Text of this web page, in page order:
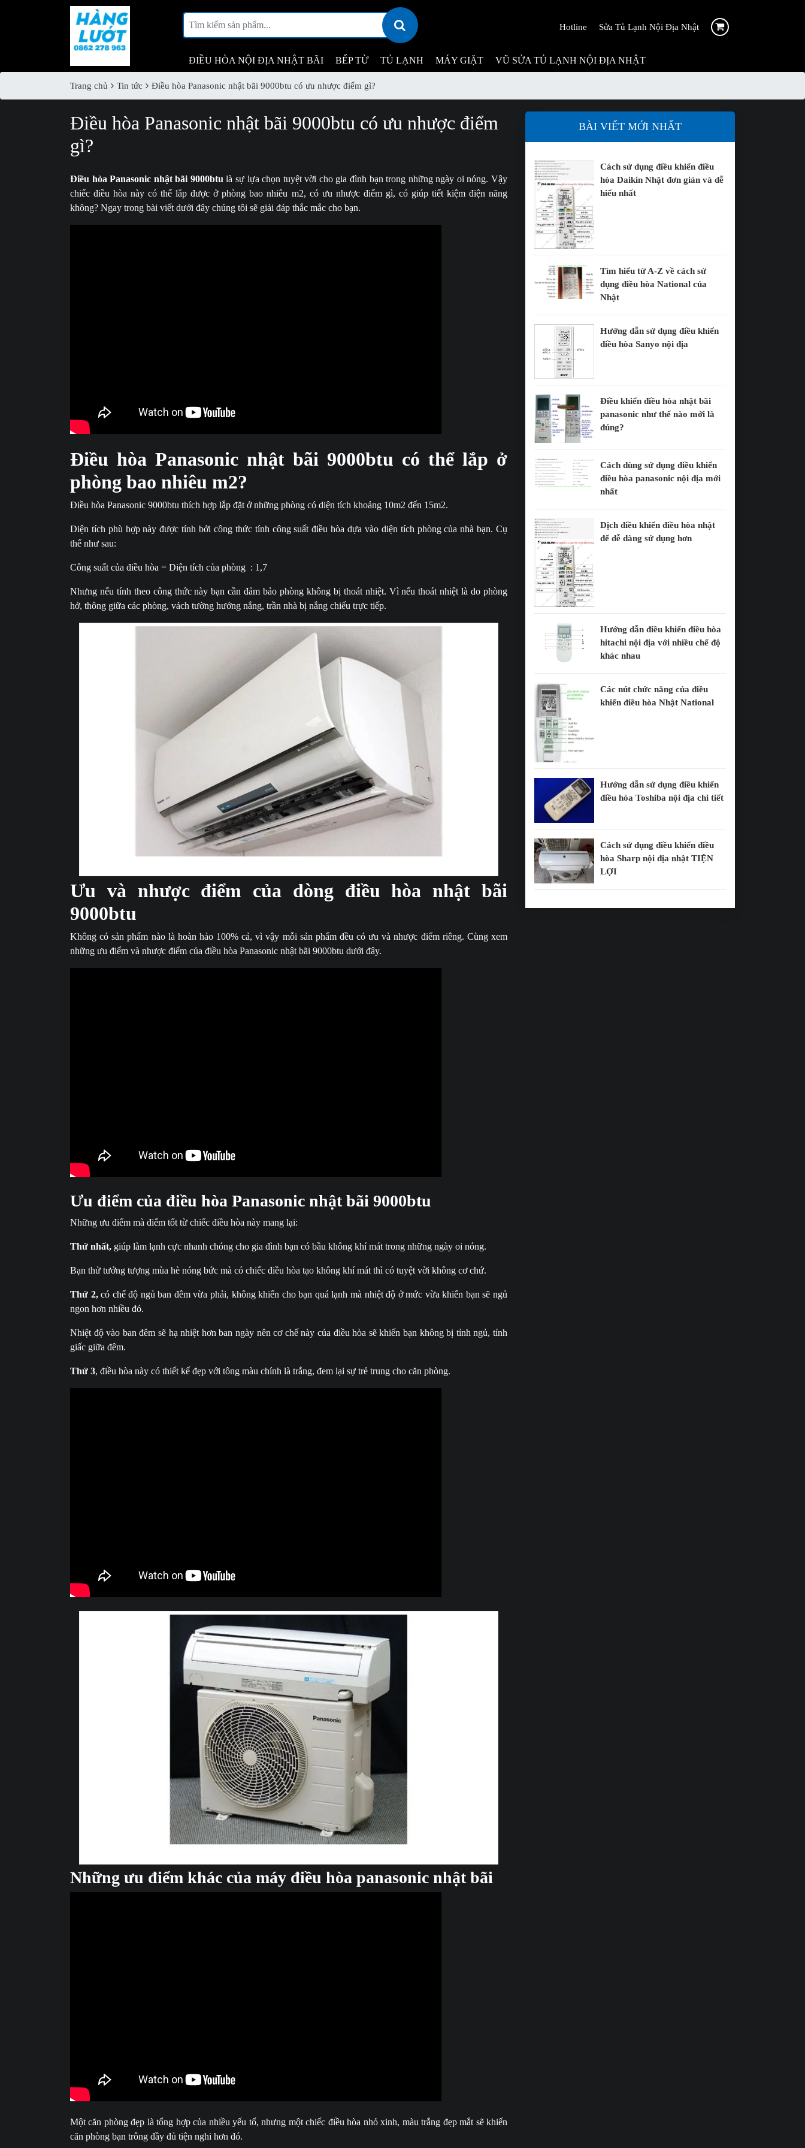
Hotline Sửa Tủ Lạnh Nội Địa Nhật
ĐIỀU HÒA NỘI ĐỊA NHẬT BÃI BẾP TỪ TỦ LẠNH MÁY GIẶT VŨ SỬA TỦ LẠNH NỘI ĐỊA NHẬT
Trang chủ Tin tức Điều hòa Panasonic nhật bãi 9000btu có ưu nhược điểm gì?
Điều hòa Panasonic nhật bãi 9000btu có ưu nhược điểm
gì?
Điều hòa Panasonic nhật bãi 9000btu là sự lựa chọn tuyệt vời cho gia đình bạn trong những ngày oi nóng. Vậy
chiếc điều hòa này có thể lắp được ở phòng bao nhiêu m2, có ưu nhược điểm gì, có giúp tiết kiệm điện năng
không? Ngay trong bài viết dưới đây chúng tôi sẽ giải đáp thắc mắc cho bạn.
Điều hòa Panasonic nhật bãi 9000btu có thể lắp ở
phòng bao nhiêu m2?
Điều hòa Panasonic 9000btu thích hợp lắp đặt ở những phòng có diện tích khoảng 10m2 đến 15m2.
Diện tích phù hợp này được tính bởi công thức tính công suất điều hòa dựa vào diện tích phòng của nhà bạn. Cụ
thể như sau:
Công suất của điều hòa = Diện tích của phòng : 1,7
Nhưng nếu tính theo công thức này bạn cần đảm bảo phòng không bị thoát nhiệt. Vì nếu thoát nhiệt là do phòng
hở, thông giữa các phòng, vách tường hướng nắng, trần nhà bị nắng chiếu trực tiếp.
Ưu và nhược điểm của dòng điều hòa nhật bãi
9000btu
Không có sản phẩm nào là hoàn hảo 100% cả, vì vậy mỗi sản phẩm đều có ưu và nhược điểm riêng. Cùng xem
những ưu điểm và nhược điểm của điều hòa Panasonic nhật bãi 9000btu dưới đây.
Ưu điểm của điều hòa Panasonic nhật bãi 9000btu
Những ưu điểm mà điểm tốt từ chiếc điều hòa này mang lại:
Thứ nhất, giúp làm lạnh cực nhanh chóng cho gia đình bạn có bầu không khí mát trong những ngày oi nóng.
Bạn thử tưởng tượng mùa hè nóng bức mà có chiếc điều hòa tạo không khí mát thì có tuyệt vời không cơ chứ.
Thứ 2,có chế độ ngủ ban đêm vừa phải, không khiến cho bạn quá lạnh mà nhiệt độ ở mức vừa khiến bạn sẽ ngủ
ngon hơn nhiều đó.
Nhiệt độ vào ban đêm sẽ hạ nhiệt hơn ban ngày nên cơ chế này của điều hòa sẽ khiến bạn không bị tỉnh ngủ, tỉnh
giấc giữa đêm.
Thứ 3, điều hòa này có thiết kế đẹp với tông màu chính là trắng, đem lại sự trẻ trung cho căn phòng.
Những ưu điểm khác của máy điều hòa panasonic nhật bãi
Một căn phòng đẹp là tổng hợp của nhiều yếu tố, nhưng một chiếc điều hòa nhỏ xinh, màu trắng đẹp mắt sẽ khiến
căn phòng bạn trông đầy đủ tiện nghi hơn đó.
BÀI VIẾT MỚI NHẤT
Cách sử dụng điều khiển điều
hòa Daikin Nhật đơn giản và dễ
hiểu nhất
Tìm hiểu từ A-Z về cách sử
dụng điều hòa National của
Nhật
Hướng dẫn sử dụng điều khiển
điều hòa Sanyo nội địa
Điều khiển điều hòa nhật bãi
panasonic như thế nào mới là
đúng?
Cách dùng sử dụng điều khiển
điều hòa panasonic nội địa mới
nhất
Dịch điều khiển điều hòa nhật
để dễ dàng sử dụng hơn
Hướng dẫn điều khiển điều hòa
hitachi nội địa với nhiều chế độ
khác nhau
Các nút chức năng của điều
khiển điều hòa Nhật National
Hướng dẫn sử dụng điều khiển
điều hòa Toshiba nội địa chi tiết
Cách sử dụng điều khiển điều
hòa Sharp nội địa nhật TIỆN
LỢI